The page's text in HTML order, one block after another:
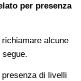
per presenza
alcune
di livelli